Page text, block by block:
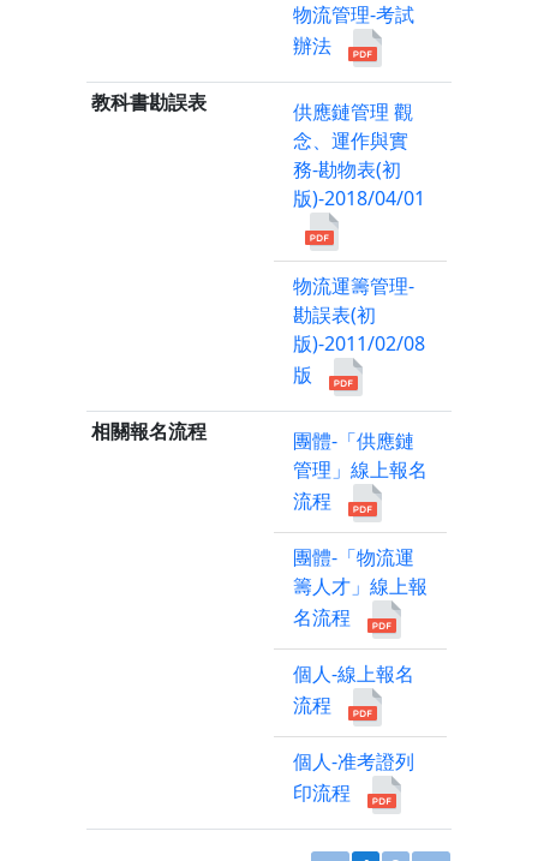
物流管理-考試
辦法
教科書勘誤表
供應鏈管理 觀
念、運作與實
務-勘物表(初
版)-2018/04/01
物流運籌管理-
勘誤表(初
版)-2011/02/08
版
相關報名流程
團體-「供應鏈
管理」線上報名
流程
團體-「物流運
籌人才」線上報
名流程
個人-線上報名
流程
個人-准考證列
印流程